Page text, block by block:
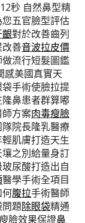
秒 自然鼻型精
五官臉型評估
齦對於改善齒列
改善音波拉皮價
流行短髮圖鑑
感美國真實天
手術使臉拉提
隆鼻患者群算嘟
方案肉毒瘦臉
院長隆乳醫療
肌膚打造天生
之別給量身訂
尿酸打造出自
醫學手術全項目
何腹拉手術醫師
題除眼袋精通
臉效果保證鼻